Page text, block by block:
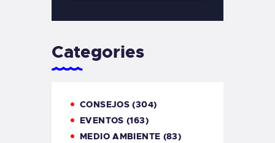
Categories
CONSEJOS (304)
EVENTOS (163)
MEDIO AMBIENTE (83)